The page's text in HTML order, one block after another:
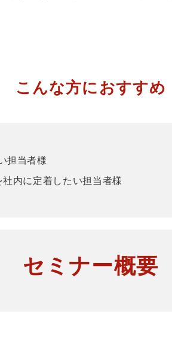
こんな方におすすめ
担当者様
内に定着したい担当者様
セミナー概要